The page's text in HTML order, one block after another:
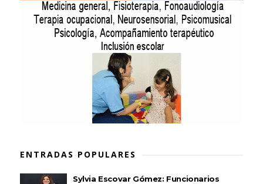
ENTRADAS POPULARES
Sylvia Escovar Gómez: Funcionarios